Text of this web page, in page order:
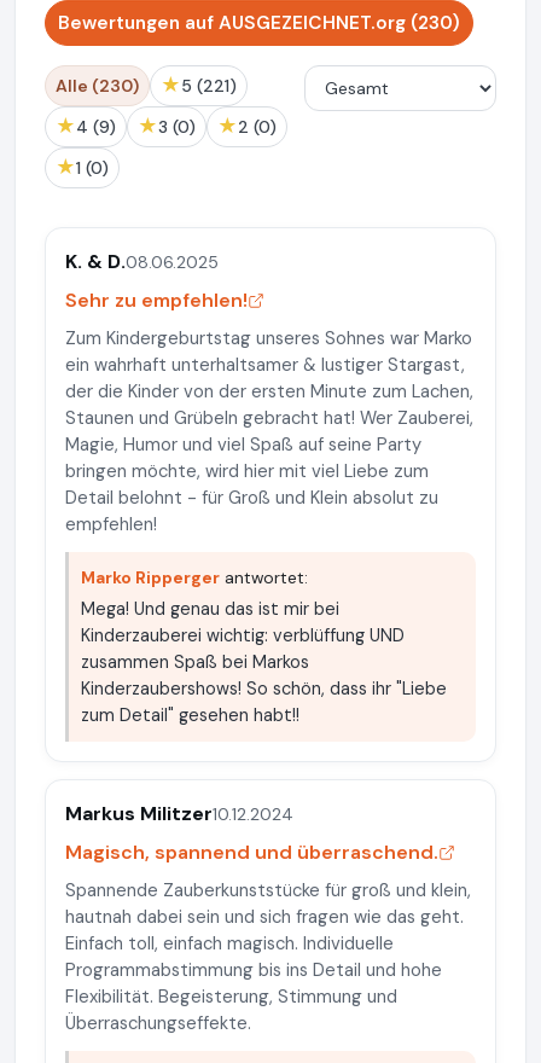
Bewertungen auf AUSGEZEICHNET.org (230)
Alle (230) ★ 5 (221)
★ 4 (9) ★ 3 (0) ★ 2 (0)
★ 1 (0)
K. & D.08.06.2025
Sehr zu empfehlen!
Zum Kindergeburtstag unseres Sohnes war Marko
ein wahrhaft unterhaltsamer & lustiger Stargast,
der die Kinder von der ersten Minute zum Lachen,
Staunen und Grübeln gebracht hat! Wer Zauberei,
Magie, Humor und viel Spaß auf seine Party
bringen möchte, wird hier mit viel Liebe zum
Detail belohnt - für Groß und Klein absolut zu
empfehlen!
Marko Ripperger antwortet:
Mega! Und genau das ist mir bei
Kinderzauberei wichtig: verblüffung UND
zusammen Spaß bei Markos
Kinderzaubershows! So schön, dass ihr "Liebe
zum Detail" gesehen habt!!
Markus Militzer10.12.2024
Magisch, spannend und überraschend.
Spannende Zauberkunststücke für groß und klein,
hautnah dabei sein und sich fragen wie das geht.
Einfach toll, einfach magisch. Individuelle
Programmabstimmung bis ins Detail und hohe
Flexibilität. Begeisterung, Stimmung und
Überraschungseffekte.